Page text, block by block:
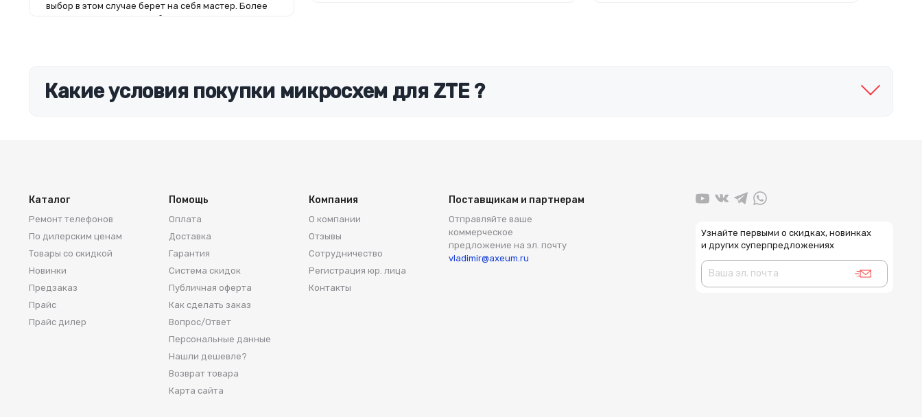
выбор в этом случае берет на себя мастер. Более
того, на комплектующие будет распространяться
сориентироваться в разъемах, элементах
крепления, электрических параметрах и прочих
Какие условия покупки микросхем для ZTE ?
Каталог
Ремонт телефонов
По дилерским ценам
Товары со скидкой
Новинки
Предзаказ
Прайс
Прайс дилер
Помощь
Оплата
Доставка
Гарантия
Система скидок
Публичная оферта
Как сделать заказ
Вопрос/Ответ
Персональные данные
Нашли дешевле?
Возврат товара
Карта сайта
Компания
О компании
Отзывы
Сотрудничество
Регистрация юр. лица
Контакты
Поставщикам и партнерам
Отправляйте ваше
коммерческое
предложение на эл. почту
vladimir@axeum.ru
Узнайте первыми о скидках, новинках
и других суперпредложениях